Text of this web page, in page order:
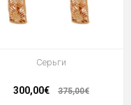
Серьги
300,00€ 375,00€